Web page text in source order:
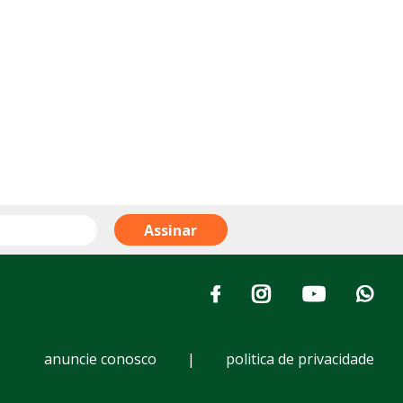
anuncie conosco | politica de privacidade